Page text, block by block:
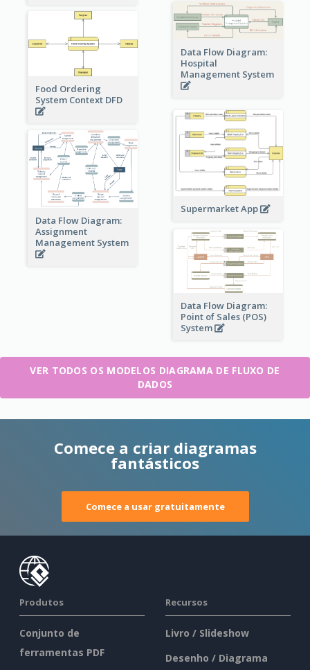
Data Flow Diagram:
Hospital
Management System
Food Ordering
System Context DFD
Supermarket App
Data Flow Diagram:
Assignment
Management System
Data Flow Diagram:
Point of Sales (POS)
System
VER TODOS OS MODELOS DIAGRAMA DE FLUXO DE
DADOS
Comece a criar diagramas
fantásticos
Comece a usar gratuitamente
Produtos
Conjunto de
ferramentas PDF
Recursos
Livro / Slideshow
Desenho / Diagrama